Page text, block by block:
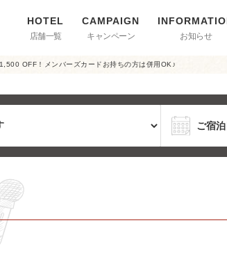
店舗一覧 キャンペーン お知らせ
OFF！メンバーズカードお持ちの方は併用OK♪